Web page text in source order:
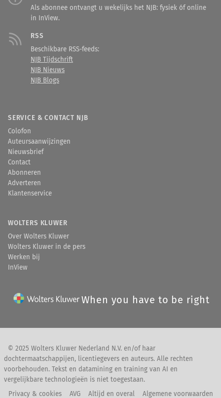
Als abonnee ontvangt u wekelijks het NJB: fysiek óf online
in InView.
RSS
Beschikbare RSS-feeds:
NJB Tijdschrift
NJB Nieuws
NJB Blogs
SERVICE & CONTACT NJB
Colofon
Auteursaanwijzingen
Nieuwsbrief
Contact
Abonneren
Adverteren
Klantenservice
WOLTERS KLUWER
Over Wolters Kluwer
Wolters Kluwer in de pers
Werken bij
InView
When you have to be right
© 2025 Wolters Kluwer Nederland N.V. en/of haar
dochtermaatschappijen, licentiegevers en auteurs. Alle rechten
voorbehouden. Tekst en datamining en training van AI en
vergelijkbare technologieën is niet toegestaan.
Privacy & cookies
AVG Altijd en overal Algemene voorwaarden